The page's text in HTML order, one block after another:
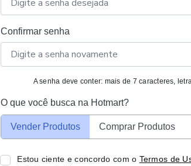
Confirmar senha
A senha deve conter: mais de 7 caracteres,
O que você busca na Hotmart?
Vender Produtos Comprar Produtos
Estou ciente e concordo com o Termos de